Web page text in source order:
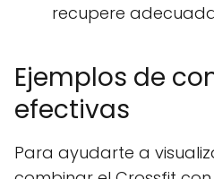
recupere
Ejemplos de
efectivas
Para ayudarte a